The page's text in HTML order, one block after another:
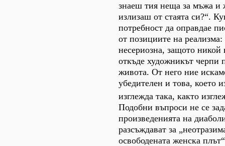
знаеш тия неща за мъжа и
излизаш от стаята си?“.
потребност да оправдае
от позициите на реализма:
несериозна, защото
откъде художникът черпи
живота. От него ние
убедителен и това, което
изглежда така, както
Подобни въпроси не се
произведенията на
разсъждават за
освободената женска